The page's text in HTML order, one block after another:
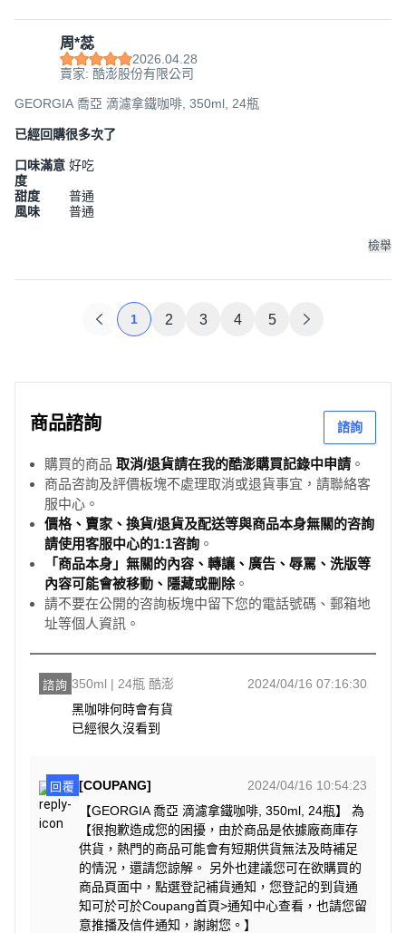
周*蕊
2026.04.28
賣家: 酷澎股份有限公司
GEORGIA 喬亞 滴濾拿鐵咖啡, 350ml, 24瓶
已經回購很多次了
口味滿意
度
好吃
甜度
普通
風味
普通
檢舉
1 2 3 4 5
商品諮詢 諮詢
購買的商品 取消/退貨請在我的酷澎購買記錄中申請 。
商品咨詢及評價板塊不處理取消或退貨事宜，請聯絡客
服中心。
價格、賣家、換貨/退貨及配送等與商品本身無關的咨詢
請使用客服中心的1:1咨詢 。
「商品本身」無關的內容、轉讓、廣告、辱罵、洗版等
內容可能會被移動、隱藏或刪除。
請不要在公開的咨詢板塊中留下您的電話號碼、郵箱地
址等個人資訊。
諮詢 350ml | 24瓶 酷澎
2024/04/16 07:16:30
黑咖啡何時會有貨
已經很久沒看到
回覆 [COUPANG]
2024/04/16 10:54:23
【GEORGIA 喬亞 滴濾拿鐵咖啡, 350ml, 24瓶】 為
【很抱歉造成您的困擾，由於商品是依據廠商庫存
供貨，熱門的商品可能會有短期供貨無法及時補足
的情況，還請您諒解。 另外也建議您可在欲購買的
商品頁面中，點選登記補貨通知，您登記的到貨通
知可於可於Coupang首頁>通知中心查看，也請您留
意推播及信件通知，謝謝您。】